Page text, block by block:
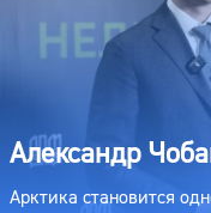
Александр
Арктика становится